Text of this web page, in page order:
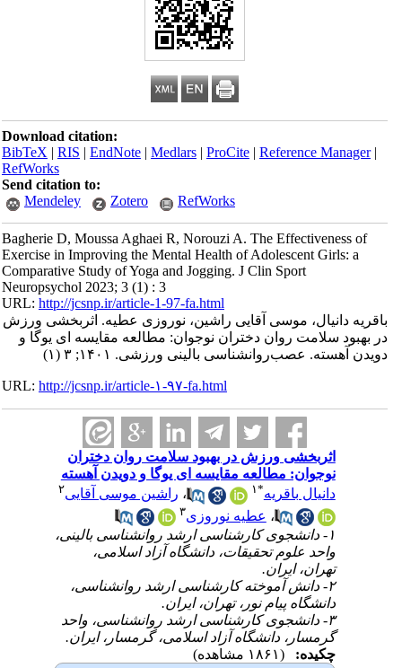
Download citation:
BibTeX|RIS|EndNote|Medlars|ProCite|Reference Manager
RefWorks
Send citation to:
Mendeley
Zotero RefWorks
Bagherie D, Moussa Aghaei R, Norouzi A. The Effectiveness of
Exercise in Improving the Mental Health of Adolescent Girls: a
Comparative Study of Yoga and Jogging. J Clin Sport
Neuropsychol 2023; 3 (1) : 3
URL:http://jcsnp.ir/article-1-97-fa.html
باقریه دانیال، موسی آقایی راشین، نوروزی عطیه. اثربخشی ورزش
در بهبود سلامت روان دختران نوجوان: مطالعه مقایسه ای یوگا و
دویدن آهسته. عصب‌روانشناسی بالینی ورزشی. ۱۴۰۱; ۳ (۱)
URL:http://jcsnp.ir/article-۱-۹۷-fa.html
اثربخشی ورزش در بهبود سلامت روان دختران
نوجوان: مطالعه مقایسه ای یوگا و دویدن آهسته
دانیال باقریه
۱ ،راشین موسی آقایی
،عطیه نوروزی
۱- دانشجوی کارشناسی ارشد روانشناسی بالینی،
واحد علوم تحقیقات، دانشگاه آزاد اسلامی،
تهران، ایران.
۲- دانش آموخته کارشناسی ارشد روانشناسی،
دانشگاه پیام نور، تهران، ایران.
۳- دانشجوی کارشناسی ارشد روانشناسی، واحد
گرمسار، دانشگاه آزاد اسلامی، گرمسار، ایران.
چکیده: